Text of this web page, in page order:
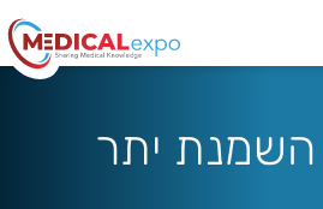
השמנת יתר